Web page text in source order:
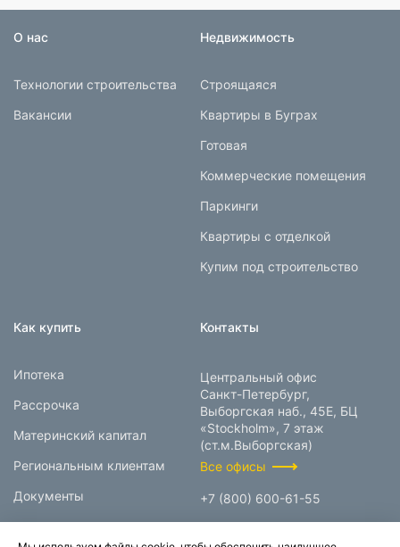
О нас
Технологии строительства
Вакансии
Недвижимость
Строящаяся
Квартиры в Буграх
Готовая
Коммерческие помещения
Паркинги
Квартиры с отделкой
Купим под строительство
Как купить
Ипотека
Рассрочка
Материнский капитал
Региональным клиентам
Документы
Контакты
Центральный офис
Санкт-Петербург,
Выборгская наб., 45Е, БЦ
«Stockholm», 7 этаж
(ст.м.Выборгская)
Все офисы
+7 (800) 600-61-55